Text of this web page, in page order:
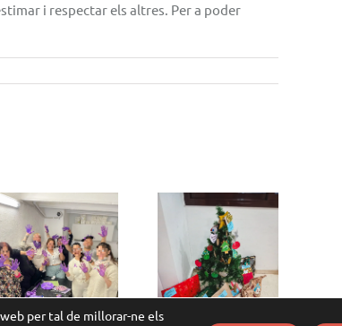
i respectar els altres. Per a poder
Reis Mags
Ramadà: religió,
cultura i
convivència
per tal de millorar-ne els